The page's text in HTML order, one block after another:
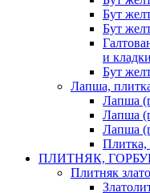
Бут
Бут
и кладки
Бут
Лапша,
Лапша
Лапша
Лапша
Плитка,
ПЛИТНЯК,
Плитняк